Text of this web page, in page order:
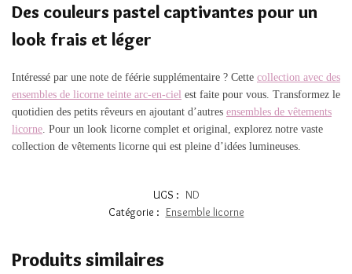
Des couleurs pastel captivantes pour un
look frais et léger
Intéressé par une note de féérie supplémentaire ? Cette collection avec des
ensembles de licorne teinte arc-en-ciel est faite pour vous. Transformez le
quotidien des petits rêveurs en ajoutant d’autres ensembles de vêtements
licorne . Pour un look licorne complet et original, explorez notre vaste
collection de vêtements licorne qui est pleine d’idées lumineuses.
UGS : ND
Catégorie : Ensemble licorne
Produits similaires